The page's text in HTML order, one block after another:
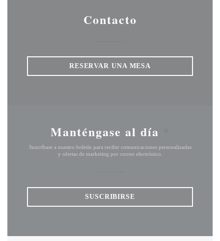
Contacto
RESERVAR UNA MESA
Manténgase al día
Suscríbase a nuestro boletín para recibir comunicaciones personalizadas
y ofertas de marketing por correo electrónico.
SUSCRIBIRSE